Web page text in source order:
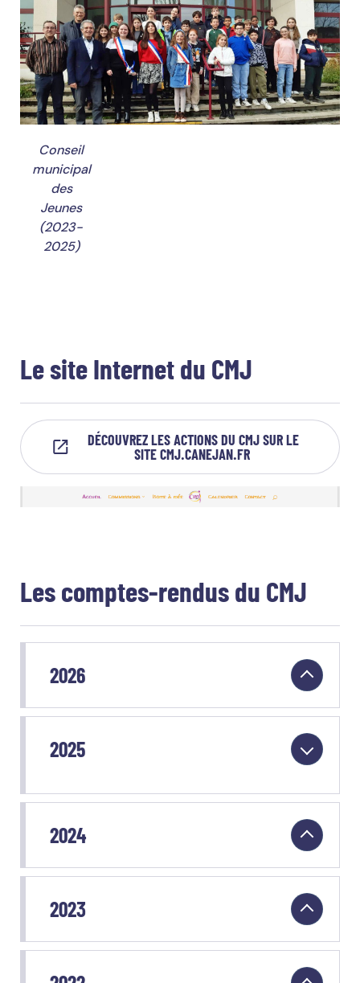
Conseil
municipal
des
Jeunes
(2023-
2025)
Le site Internet du CMJ
DÉCOUVREZ LES ACTIONS DU CMJ SUR LE
SITE CMJ.CANEJAN.FR
Les comptes-rendus du CMJ
2026
2025
CR du 18 janvier 2025 (PDF - 420
CR du 15 mars 2025 (PDF - 415 Ko)
CR du 12 avril 2025 (PDF - 250 Ko)
2024
2023